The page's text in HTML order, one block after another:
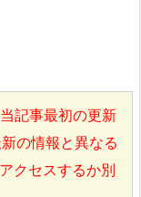
記事最初の更新
の情報と異なる
クセスするか別